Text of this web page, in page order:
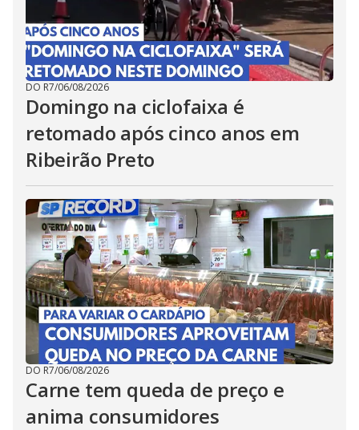
DO R7/06/08/2026
Domingo na ciclofaixa é
retomado após cinco anos em
Ribeirão Preto
DO R7/06/08/2026
Carne tem queda de preço e
anima consumidores